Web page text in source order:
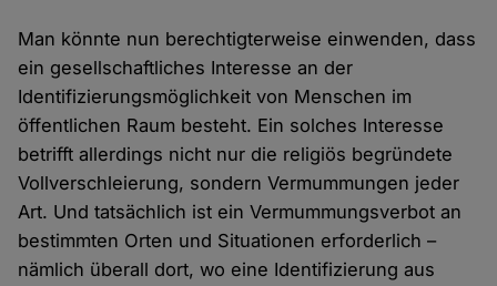
Man könnte nun berechtigterweise einwenden, dass
ein gesellschaftliches Interesse an der
Identifizierungsmöglichkeit von Menschen im
öffentlichen Raum besteht. Ein solches Interesse
betrifft allerdings nicht nur die religiös begründete
Vollverschleierung, sondern Vermummungen jeder
Art. Und tatsächlich ist ein Vermummungsverbot an
bestimmten Orten und Situationen erforderlich –
nämlich überall dort, wo eine Identifizierung aus